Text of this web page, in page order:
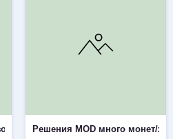
Решения MOD много монет/